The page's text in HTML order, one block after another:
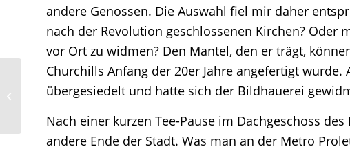
andere Genossen. Die Auswahl fiel mir daher
nach der Revolution geschlossenen Kirchen?
vor Ort zu widmen? Den Mantel, den er trägt,
Churchills Anfang der 20er Jahre angefertigt
übergesiedelt und hatte sich der Bildhauerei
Nach einer kurzen Tee-Pause im Dachgeschoss
andere Ende der Stadt. Was man an der Metro
Die russische Armee –